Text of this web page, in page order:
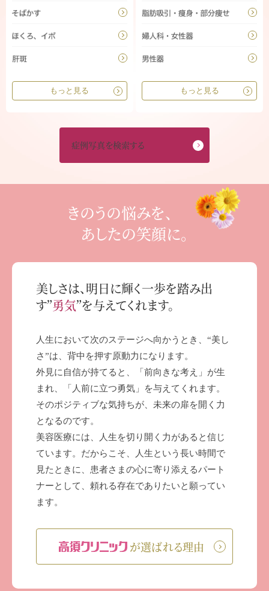
もっと見る もっと見る
症例写真を検索する
きのうの悩みを、
あしたの笑顔に。
美しさは、明日に輝く一歩を踏み出
す”勇気”を与えてくれます。
人生において次のステージへ向かうとき、“美し
さ”は、背中を押す原動力になります。
外見に自信が持てると、「前向きな考え」が生
まれ、「人前に立つ勇気」を与えてくれます。
そのポジティブな気持ちが、未来の扉を開く力
となるのです。
美容医療には、人生を切り開く力があると信じ
ています。だからこそ、人生という長い時間で
見たときに、患者さまの心に寄り添えるパート
ナーとして、頼れる存在でありたいと願ってい
ます。
が選ばれる理由